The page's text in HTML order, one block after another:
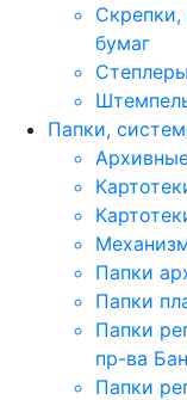
бумаг
Папки,
Папки
Папки
Папки
пр-ва
Папки